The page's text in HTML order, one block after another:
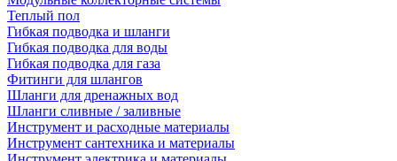
Теплый пол
Гибкая подводка и шланги
Гибкая подводка для воды
Гибкая подводка для газа
Фитинги для шлангов
Шланги для дренажных вод
Шланги сливные / заливные
Инструмент и расходные материалы
Инструмент сантехника и материалы